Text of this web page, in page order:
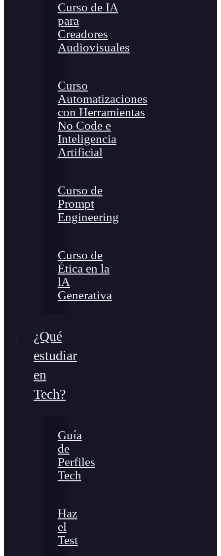
Curso de IA
para
Creadores
Audiovisuales
Curso
Automatizaciones
con Herramientas
No Code e
Inteligencia
Artificial
Curso de
Prompt
Engineering
Curso de
Ética en la
lA
Generativa
¿Qué
estudiar
en
Tech?
Guía
de
Perfiles
Tech
Haz
el
Test